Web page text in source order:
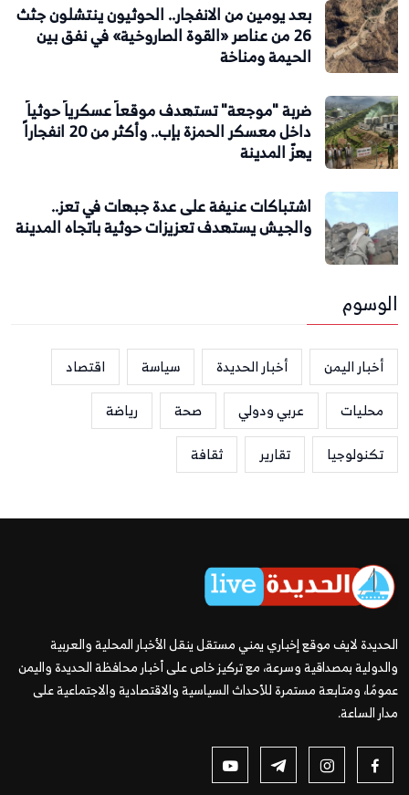
بعد يومين من الانفجار.. الحوثيون ينتشلون جثث
26 من عناصر «القوة الصاروخية» في نفق بين
الحيمة ومناخة
ضربة "موجعة" تستهدف موقعاً عسكرياً حوثياً
داخل معسكر الحمزة بإب.. وأكثر من 20 انفجاراً
يهزّ المدينة
اشتباكات عنيفة على عدة جبهات في تعز..
والجيش يستهدف تعزيزات حوثية باتجاه المدينة
الوسوم
أخبار اليمن أخبار الحديدة سياسة
اقتصاد
محليات
عربي ودولي صحة
رياضة
تكنولوجيا
تقارير ثقافة
الحديدة لايف موقع إخباري يمني مستقل ينقل الأخبار المحلية والعربية
والدولية بمصداقية وسرعة، مع تركيز خاص على أخبار محافظة الحديدة واليمن
عمومًا، ومتابعة مستمرة للأحداث السياسية والاقتصادية والاجتماعية على
مدار الساعة.